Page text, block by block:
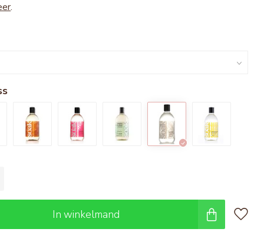
.
In winkelmand